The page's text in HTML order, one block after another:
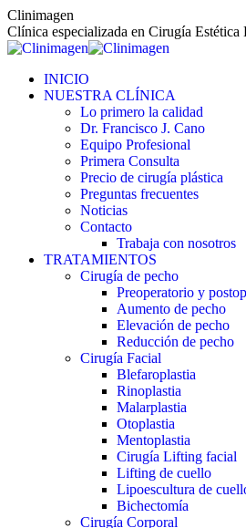
Saltar
al
contenido
Clinimagen
Clínica especializada en Cirugía
INICIO
NUESTRA CLÍNICA
Lo primero la calidad
Dr. Francisco J. Cano
Equipo Profesional
Primera Consulta
Precio de cirugía plástica
Preguntas frecuentes
Noticias
Contacto
Trabaja con nosotros
TRATAMIENTOS
Cirugía de pecho
Preoperatorio y
Aumento de pecho
Elevación de pecho
Reducción de pecho
Cirugía Facial
Blefaroplastia
Rinoplastia
Malarplastia
Otoplastia
Mentoplastia
Cirugía Lifting facial
Lifting de cuello
Lipoescultura de
Bichectomía
Cirugía Corporal